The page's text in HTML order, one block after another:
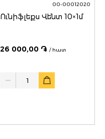
00-00012020
Ունիֆլեքս Վենտ 10×1մ
26 000,00 ֏ / հատ
Quantity